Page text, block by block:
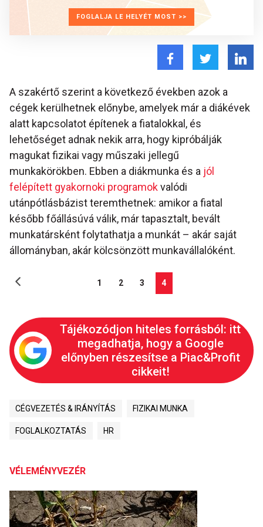
FOGLALJA LE HELYÉT MOST >>
A szakértő szerint a következő években azok a
cégek kerülhetnek előnybe, amelyek már a diákévek
alatt kapcsolatot építenek a fiatalokkal, és
lehetőséget adnak nekik arra, hogy kipróbálják
magukat fizikai vagy műszaki jellegű
munkakörökben. Ebben a diákmunka és a jól
felépített gyakornoki programokvalódi
utánpótlásbázist teremthetnek: amikor a fiatal
később főállásúvá válik, már tapasztalt, bevált
munkatársként folytathatja a munkát – akár saját
állományban, akár kölcsönzött munkavállalóként.
1 2 3 4
Tájékozódjon hiteles forrásból: itt
megadhatja, hogy a Google
előnyben részesítse a Piac&Profit
cikkeit!
CÉGVEZETÉS & IRÁNYÍTÁS FIZIKAI MUNKA
FOGLALKOZTATÁS HR
VÉLEMÉNYVEZÉR